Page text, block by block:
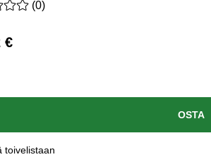
0 / 5 Arvioiden määrä 0
(0)
€
OSTA
toivelistaan